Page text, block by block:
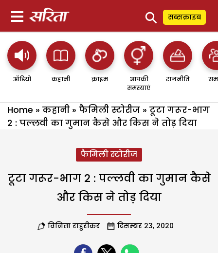
⚲ सब्सक्राइब
ऑडियो कहानी क्राइम
आपकी
समस्याएं
राजनीति
Home » कहानी » फैमिली स्टोरीज » टूटा गरूर-भाग
2 : पल्लवी का गुमान कैसे और किस ने तोड़ दिया
फैमिली स्टोरीज
टूटा गरूर-भाग 2 : पल्लवी का गुमान कैसे
और किस ने तोड़ दिया
विनिता राहुरीकर दिसम्बर 23, 2020